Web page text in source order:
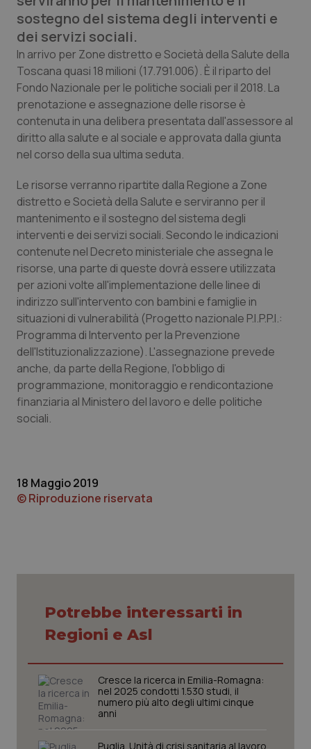
Professionisti Sanitari.AI
Abruzzo
Basilicata
Calabria
Emilia-Romagna
Friuli Venezia Giulia
Lazio
Liguria
Lombardia
Marche
Molise
Provincia Autonoma di Bolzano
Puglia
Sardegna
Sicilia
Toscana
Umbria
QS Pro Gold
Artrite & artrosi
Asma & BPCO
Colesterolo & coronaropatie
Dermatite Atopica
Diabete & glucometri
Disturbi dell’umore
Dolore
Donna & Salute
Epatiti
Infezioni & Febbre
Malattie rare
Malattia di Crohn & Rettocolite Ulcerosa
Neuroscienze & patologie neurodegenerative
Obesità
Oftalmologia
QS Club Newsletter
sostegno del sistema degli interventi e
dei servizi sociali.
In arrivo per Zone distretto e Società della Salute della
Toscana quasi 18 milioni (17.791.006). È il riparto del
Fondo Nazionale per le politiche sociali per il 2018. La
prenotazione e assegnazione delle risorse è
contenuta in una delibera presentata dall'assessore al
diritto alla salute e al sociale e approvata dalla giunta
nel corso della sua ultima seduta.
Le risorse verranno ripartite dalla Regione a Zone
distretto e Società della Salute e serviranno per il
mantenimento e il sostegno del sistema degli
interventi e dei servizi sociali. Secondo le indicazioni
contenute nel Decreto ministeriale che assegna le
risorse, una parte di queste dovrà essere utilizzata
per azioni volte all'implementazione delle linee di
indirizzo sull'intervento con bambini e famiglie in
situazioni di vulnerabilità (Progetto nazionale P.I.P.P.I.:
Programma di Intervento per la Prevenzione
dell'Istituzionalizzazione). L'assegnazione prevede
anche, da parte della Regione, l'obbligo di
programmazione, monitoraggio e rendicontazione
finanziaria al Ministero del lavoro e delle politiche
sociali.
18 Maggio 2019
© Riproduzione riservata
Potrebbe interessarti in
Regioni e Asl
Cresce la ricerca in Emilia-Romagna:
nel 2025 condotti 1.530 studi, il
numero più alto degli ultimi cinque
anni
Puglia. Unità di crisi sanitaria al lavoro,